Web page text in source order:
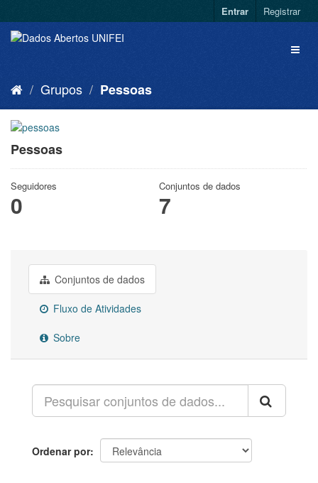
Entrar Registrar
Grupos Pessoas
Pessoas
Seguidores
0
Conjuntos de dados
7
Conjuntos de dados
Fluxo de Atividades
Sobre
Ordenar por